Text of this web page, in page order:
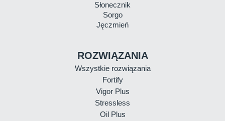
Słonecznik
Sorgo
Jęczmień
ROZWIĄZANIA
Wszystkie rozwiązania
Fortify
Vigor Plus
Stressless
Oil Plus